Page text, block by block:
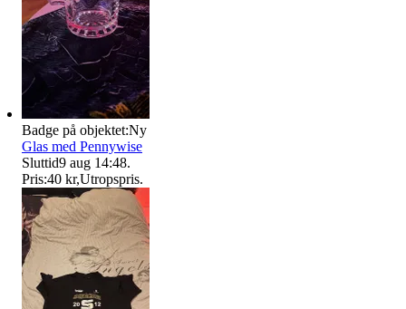
Badge på objektet:Ny
Glas med Pennywise
Sluttid9 aug 14:48.
Pris:40 kr,Utropspris.